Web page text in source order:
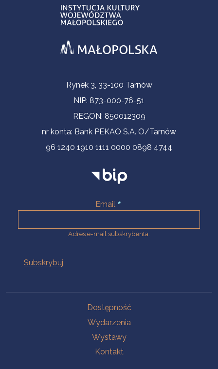
Informacje kontaktoweRynek 3, 33-100 Tarnów
NIP: 873-000-76-51
REGON: 850012309
nr konta: Bank PEKAO S.A. O/Tarnów
96 1240 1910 1111 0000 0898 4744
Email
Adres e-mail subskrybenta.
Dostępność
Wydarzenia
Wystawy
Kontakt